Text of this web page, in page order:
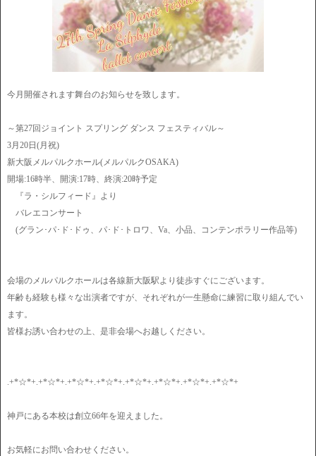
今月開催されます舞台のお知らせを致します。
～第27回ジョイント スプリング ダンス フェスティバル～
3月20日(月祝)
新大阪メルパルクホール(メルパルクOSAKA)
開場:16時半、開演:17時、終演:20時予定
『ラ・シルフィード』より
バレエコンサート
(グラン･パ･ド･ドゥ、パ･ド･トロワ、Va、小品、コンテンポラリー作品等)
会場のメルパルクホールは各線新大阪駅より徒歩すぐにございます。
年齢も経験も様々な出演者ですが、それぞれが一生懸命に練習に取り組んでい
ます。
皆様お誘い合わせの上、是非会場へお越しください。
.+*☆*+.+*☆*+.+*☆*+.+*☆*+.+*☆*+.+*☆*+.+*☆*+.+*☆*+
神戸にある本校は創立66年を迎えました。
お気軽にお問い合わせください。